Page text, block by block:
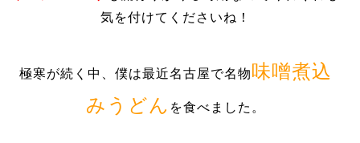
気を付けてくださいね！
極寒が続く中、僕は最近名古屋で名物味噌煮込
みうどん を食べました。